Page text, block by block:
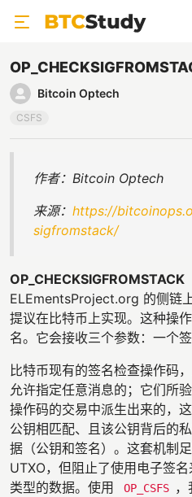
Bitcoin Optech
CSFS
作者：Bitcoin Optech
来源： https://
sigfromstack/
OP_CHECKSIGFROMSTACK
ELEmentsProject.org 的侧链
提议在比特币上实现。这种操
名。它会接收三个参数：一个
比特币现有的签名检查操作码
允许指定任意消息的；它们所
操作码的交易中派生出来的，
公钥相匹配、且该公钥背后的
据（公钥和签名）。这套机制
UTXO，但阻止了使用电子签
类型的数据。使用
OP_CSFS